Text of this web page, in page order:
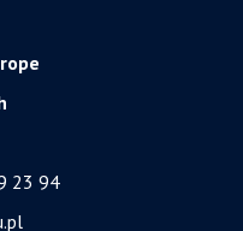
23 94